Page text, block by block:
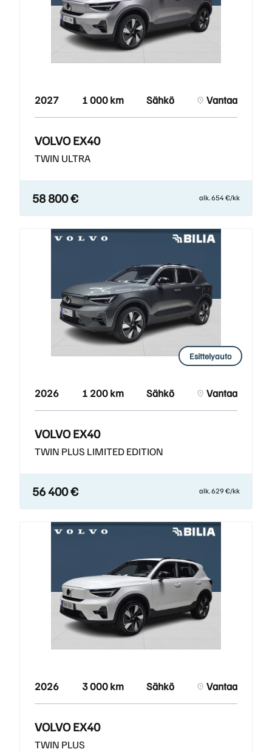
2027 1 000 km Sähkö Vantaa
VOLVO EX40
TWIN ULTRA
58 800 € alk. 654 €/kk
Esittelyauto
2026 1 200 km Sähkö Vantaa
VOLVO EX40
TWIN PLUS LIMITED EDITION
56 400 € alk. 629 €/kk
2026 3 000 km Sähkö Vantaa
VOLVO EX40
TWIN PLUS